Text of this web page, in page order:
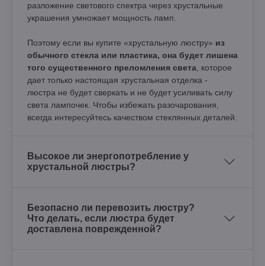
разложение светового спектра через хрустальные
украшения умножает мощность ламп.
Поэтому если вы купите «хрустальную люстру» из
обычного стекла или пластика, она будет лишена
того существенного преломления света , которое
дает только настоящая хрустальная отделка -
люстра не будет сверкать и не будет усиливать силу
света лампочек. Чтобы избежать разочарования,
всегда интересуйтесь качеством стеклянных деталей.
Высокое ли энергопотребление у
хрустальной люстры?
Безопасно ли перевозить люстру?
Что делать, если люстра будет
доставлена поврежденной?